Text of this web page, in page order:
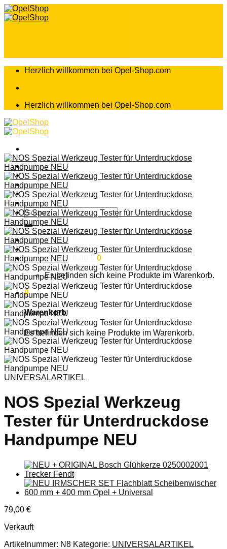
Zum
Inhalt
Herzlich willkommen bei Opel-Shop.com
Herzlich willkommen bei Opel-Shop.com
Home
Shop
Teileanfrage
Teileliste
Suchen
nach:
Anmelden
Warenkorb /
0
Es befinden sich keine Produkte im Warenkorb.
0
Warenkorb
Es befinden sich keine Produkte im Warenkorb.
UNIVERSALARTIKEL
NOS Spezial Werkzeug
Tester für Unterdruckdose
Handpumpe NEU
79,00 €
Verkauft
Artikelnummer: N8 Kategorie: UNIVERSALARTIKEL